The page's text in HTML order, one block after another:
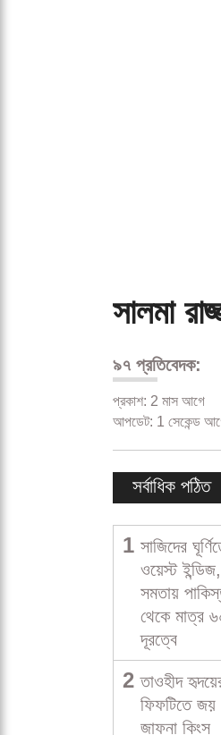
সালমা
৯৭ প্রতিবেদক:
প্রকাশ: 2 মাস আগে
আপডেট: 1 সেকেন্ড
সর্বাধিক পঠিত
1 সাজিদের
ওয়েস্ট
সমতায়
থেকে মাত্র
দূরত্বে
2 তাওহীদ
ফিফটিতে জয়
জাফনা কিংস